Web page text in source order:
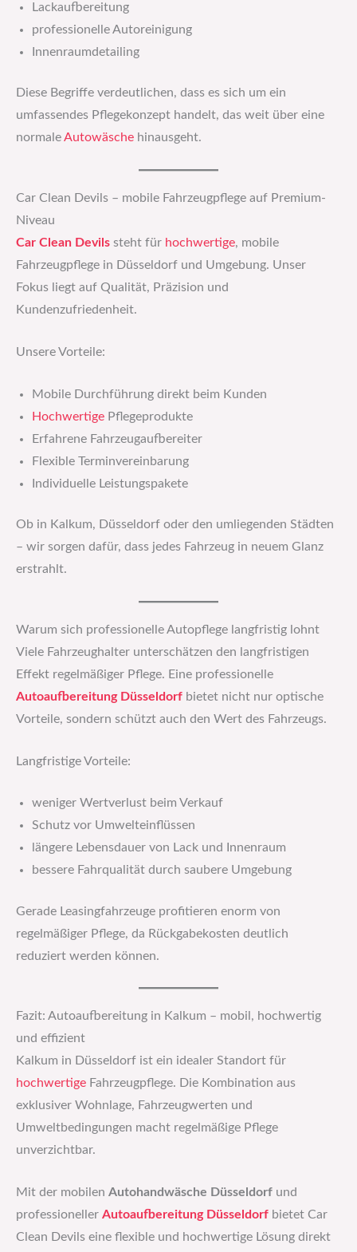
Lackaufbereitung
professionelle Autoreinigung
Innenraumdetailing
Diese Begriffe verdeutlichen, dass es sich um ein
umfassendes Pflegekonzept handelt, das weit über eine
normale Autowäsche hinausgeht.
Car Clean Devils – mobile Fahrzeugpflege auf Premium-
Niveau
Car Clean Devils steht für hochwertige, mobile
Fahrzeugpflege in Düsseldorf und Umgebung. Unser
Fokus liegt auf Qualität, Präzision und
Kundenzufriedenheit.
Unsere Vorteile:
Mobile Durchführung direkt beim Kunden
Hochwertige Pflegeprodukte
Erfahrene Fahrzeugaufbereiter
Flexible Terminvereinbarung
Individuelle Leistungspakete
Ob in Kalkum, Düsseldorf oder den umliegenden Städten
– wir sorgen dafür, dass jedes Fahrzeug in neuem Glanz
erstrahlt.
Warum sich professionelle Autopflege langfristig lohnt
Viele Fahrzeughalter unterschätzen den langfristigen
Effekt regelmäßiger Pflege. Eine professionelle
Autoaufbereitung Düsseldorf bietet nicht nur optische
Vorteile, sondern schützt auch den Wert des Fahrzeugs.
Langfristige Vorteile:
weniger Wertverlust beim Verkauf
Schutz vor Umwelteinflüssen
längere Lebensdauer von Lack und Innenraum
bessere Fahrqualität durch saubere Umgebung
Gerade Leasingfahrzeuge profitieren enorm von
regelmäßiger Pflege, da Rückgabekosten deutlich
reduziert werden können.
Fazit: Autoaufbereitung in Kalkum – mobil, hochwertig
und effizient
Kalkum in Düsseldorf ist ein idealer Standort für
hochwertige Fahrzeugpflege. Die Kombination aus
exklusiver Wohnlage, Fahrzeugwerten und
Umweltbedingungen macht regelmäßige Pflege
unverzichtbar.
Mit der mobilen Autohandwäsche Düsseldorf und
professioneller Autoaufbereitung Düsseldorf bietet Car
Clean Devils eine flexible und hochwertige Lösung direkt